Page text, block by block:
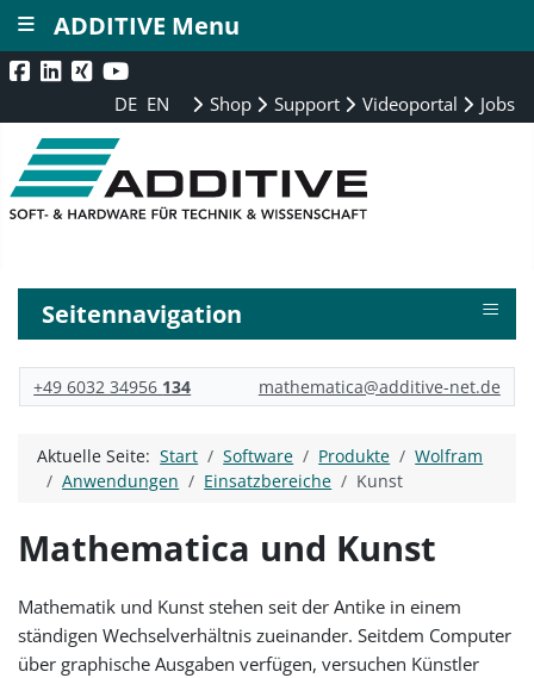
DE EN Shop Support Videoportal Jobs
Seitennavigation ≡
+49 6032 34956 134 mathematica@additive-net.de
Aktuelle Seite:Start Software Produkte
Wolfram
Anwendungen
Einsatzbereiche Kunst
Mathematica und Kunst
Mathematik und Kunst stehen seit der Antike in einem
ständigen Wechselverhältnis zueinander. Seitdem Computer
über graphische Ausgaben verfügen, versuchen Künstler
ADDITIVE Menu
≡